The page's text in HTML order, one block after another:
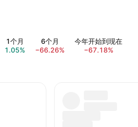
1个月
1.05%
6个月
−66.26%
今年开始到现在
−67.18%